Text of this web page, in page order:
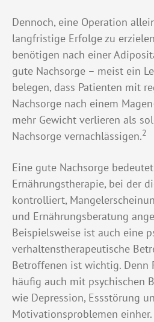
Dennoch, eine Operation
langfristige Erfolge zu
benötigen nach einer
gute Nachsorge – meist ein
belegen, dass Patienten mit
Nachsorge nach einem
mehr Gewicht verlieren als
Nachsorge vernachlässigen.2
Eine gute Nachsorge
Ernährungstherapie, bei der
kontrolliert,
und Ernährungsberatung
Beispielsweise ist auch eine
verhaltenstherapeutische
Betroffenen ist wichtig.
häufig auch mit psychischen
wie Depression, Essstörung
Motivationsproblemen